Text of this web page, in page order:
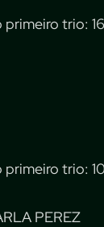
trio:
primeiro trio:
PEREZ